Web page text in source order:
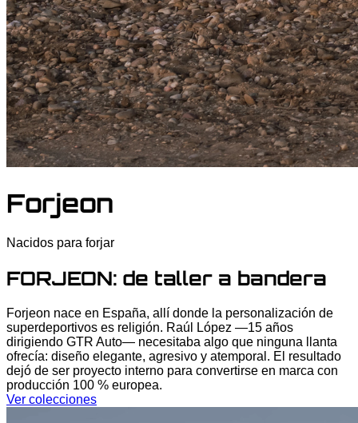
Forjeon
Nacidos para forjar
FORJEON: de taller a bandera
Forjeon nace en España, allí donde la personalización de
superdeportivos es religión. Raúl López —15 años
dirigiendo GTR Auto— necesitaba algo que ninguna llanta
ofrecía: diseño elegante, agresivo y atemporal. El resultado
dejó de ser proyecto interno para convertirse en marca con
producción 100 % europea.
Ver colecciones